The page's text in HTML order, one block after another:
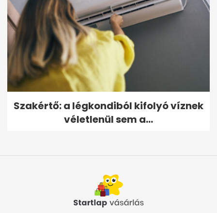
Szakértő: a légkondiból kifolyó víznek
véletlenül sem a...